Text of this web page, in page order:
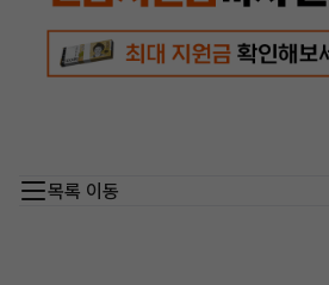
목록 이동